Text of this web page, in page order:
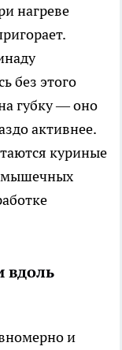
нагреве
без этого
губку — оно
активнее.
куриные
вдоль
и